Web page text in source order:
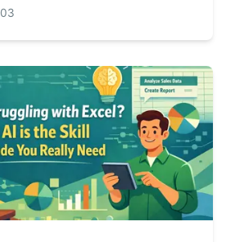
dolores de cabeza con las